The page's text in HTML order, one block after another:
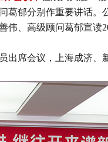
郁分别作重要讲话。
、高级顾问葛郁宣
席会议，上海成济、